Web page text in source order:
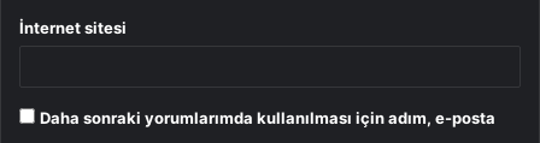
İnternet sitesi
Daha sonraki yorumlarımda kullanılması için adım, e-posta